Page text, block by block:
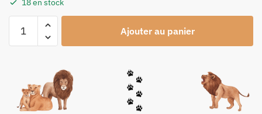
18 en stock
Ajouter au panier